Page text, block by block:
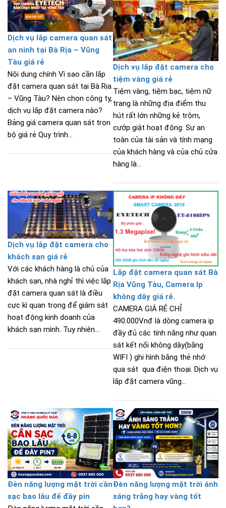
Dịch vụ lắp camera quan sát
an ninh tại Bà Rịa – Vũng
Tàu giá rẻ
Nội dung chính Vì sao cần lắp
đặt camera quan sát tại Bà Rịa
– Vũng Tàu? Nên chọn công ty,
dịch vụ lắp đặt camera nào?
Bảng giá camera quan sát trọn
bộ giá rẻ Quy trình...
Dịch vụ lắp đặt camera cho
tiệm vàng giá rẻ
Tiệm vàng, tiệm bạc, tiệm nữ
trang là những địa điểm thu
hút rất lớn những kẻ trộm,
cướp giật hoạt động. Sự an
toàn của tài sản và tính mạng
của khách hàng và của chủ cửa
hàng là...
Dịch vụ lắp đặt camera cho
khách sạn giá rẻ
Với các khách hàng là chủ của
khách sạn, nhà nghỉ thì việc lắp
đặt camera quan sát là điều
cực kì quan trọng để giám sát
hoạt động kinh doanh của
khách sạn mình. Tuy nhiên...
Lắp đặt camera quan sát Bà
Rịa Vũng Tàu, Camera Ip
không dây giá rẻ.
CAMERA GIÁ RẺ CHỈ
490.000Vnđ là dòng camera ip
đầy đủ các tính năng như quan
sát kết nối không dây(bằng
WIFI ) ghi hình bằng thẻ nhớ
qua sát qua điện thoại. Dịch vụ
lắp đặt camera vũng...
Đèn năng lượng mặt trời cần
sạc bao lâu để đầy pin
Đèn năng lượng mặt trời ánh
sáng trắng hay vàng tốt